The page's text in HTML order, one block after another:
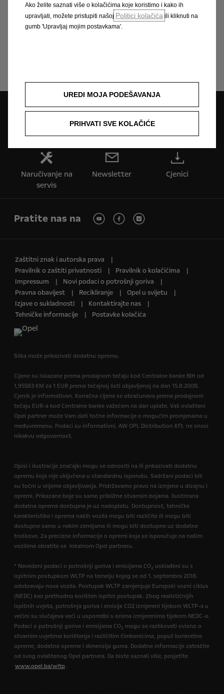
Saznajte više
Zatražite ponudu Zatražite testnu
Naručivanje na
servis
Newsletter Cjenici
Pratite nas na
Zaštitni znak i autorska prava
Pravilnik o zaštiti privatnosti
Pravilnik o kolačićima
Impressum
Novi podaci o potrošnji goriva
Pravna obavijest
Recikliranje
Opel u svijetu
Izjave o sukladnosti
Kontaktirajte nas
Tehničke informacije
Postavke kolačića
Slika može prikazivati dodatnu opremu.
Cijene su iskazane prema prodajnom tečaju kod Centralne banke BIH od
1,95583 KM za 1 EUR prema tečajnoj listi objavljenoj na dan 15.8.2008.
Cjenik je informativan. Konačna cijena se obračunava prema prodajnom
tečaju EUR-a kod Centralne banke važećem na dan uplate. Vaš ovlašteni
Opel partner može Vam dati točne informacije o mogućim promjenama u
međuvremenu. Podaci su informativni. AW OPL Distribution Kft. ne snosi
nikakvu odgovornost.
Opisi i ilustracije značajki mogu se odnositi na ili prikazivati dodatnu
opremu koja nije uključena u standardnu isporuku. Sadržani podaci bili
su točni u vrijeme objavljivanja. Pridržavamo pravo na izmjene u dizajnu i
opremi. Prikazane boje su samo približne stvarnim bojama. Ilustrirana
dodatna oprema dostupna je uz nadoplatu. Dostupnost, tehničke
karakteristike i oprema naših vozila mogu biti različite ili mogu biti
dostupne samo u nekim zemljama ili mogu biti dostupne uz dodatne
troškove. Za precizne informacije o opremi koja se isporučuje na našim
vozilima obratite se lokalnom Opel partneru.
* Navedeni podaci o potrošnji goriva i emisijama CO2 usklađeni su s
ispitnim postupkom WLTP na temelju kojeg se od 1. septembra 2018.
odobravaju nova vozila. Postupak WLTP zamjenjuje Europski vozni ciklus
(NEDC) kao prethodno korišten ispitni postupak. Zbog realističnijih
ispitnih uvjeta, potrošnja goriva i emisije CO2 izmjereni tijekom WLTP-a u
većini su slučajeva veći u usporedbi s onima izmjerenima tijekom NEDC-a.
Podaci o potrošnji goriva i emisijama CO2 mogu se razlikovati ovisno o
stvarnim uvjetima korištenja i različitim čimbenicima, poput konkretne
opreme, dodatne opreme i dimenzija guma. Dodatne informacije zatražite
od svog ovlaštenog Opel partnera. Da biste saznali više, posjetite
www.opel.ba/wltp .
Ako želite saznati više o kolačićima koje koristimo i kako ih
upravljati, možete pristupiti našoj Politici kolačića ili kliknuti na
gumb 'Upravljaj mojim postavkama'.
UREDI MOJA PODEŠAVANJA
PRIHVATI SVE KOLAČIĆE